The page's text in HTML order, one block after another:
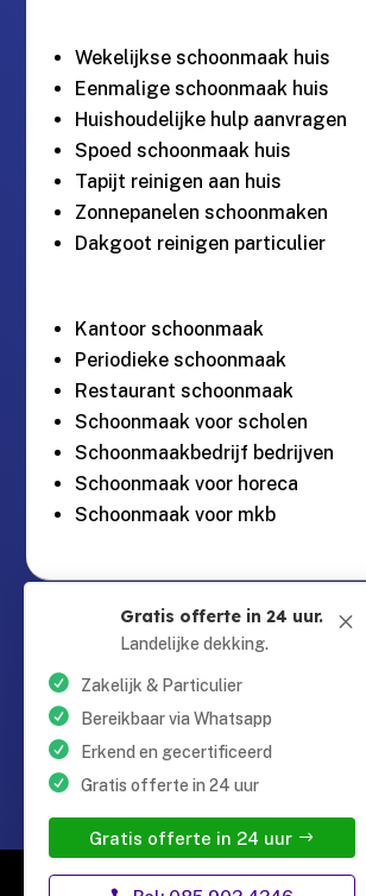
Wekelijkse schoonmaak huis
Eenmalige schoonmaak huis
Huishoudelijke hulp aanvragen
Spoed schoonmaak huis
Tapijt reinigen aan huis
Zonnepanelen schoonmaken
Dakgoot reinigen particulier
Kantoor schoonmaak
Periodieke schoonmaak
Restaurant schoonmaak
Schoonmaak voor scholen
Schoonmaakbedrijf bedrijven
Schoonmaak voor horeca
Schoonmaak voor mkb
Guntersteinweg 377,
2531KA Den Haag

 085 90 24 24 6
M
Gratis offerte in 24 uur.
Landelijke dekking.
Zakelijk & Particulier
Bereikbaar via Whatsapp
Erkend en gecertificeerd
Gratis offerte in 24 uur
Gratis offerte in 24 uur
© Copyright Schoonmaak Totaal |